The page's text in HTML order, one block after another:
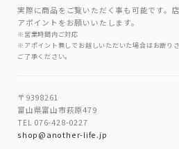
実際に商品をご覧いただく事も可能です。
アポイントをお願いいたします。
※営業時間内ご対応
※アポイント無しでお越しいただいた場合はお断り
ご了承ください。
〒9398261
富山県富山市萩原479
TEL 076-428-0227
shop@another-life.jp